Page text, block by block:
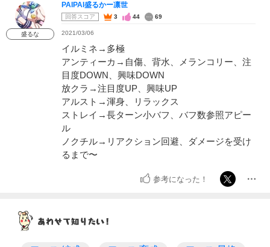
盛るな
PAIPAI盛るかー凛世
回答スコア 3 44 69
2021/03/06
イルミネ→多極
アンティーカ→自傷、背水、メランコリー、注
目度DOWN、興味DOWN
放クラ→注目度UP、興味UP
アルスト→渾身、リラックス
ストレイ→長ターン小バフ、バフ数参照アピー
ル
ノクチル→リアクション回避、ダメージを受け
るまで〜
参考になった！